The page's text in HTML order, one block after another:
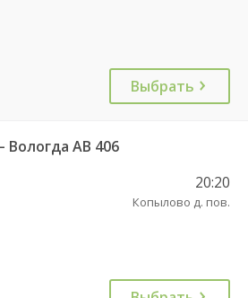
Выбрать
АВ 406
20:20
Копылово д. пов.